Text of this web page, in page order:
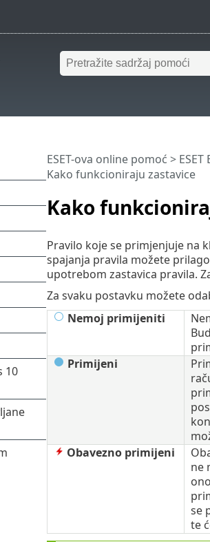
Kako
ESET-ova online pomoć >
Kako funkcioniraju zastavice
Pravilo koje se primjenjuje na
spajanja pravila možete
upotrebom zastavica pravila.
Za svaku postavku možete
Nemoj primijeniti
Primijeni
Obavezno primijeni
ne
se
te